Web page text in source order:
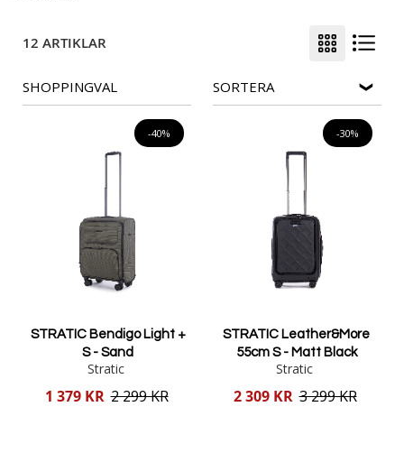
12 ARTIKLAR
SHOPPINGVAL SORTERA
-40%
STRATIC Bendigo Light +
S - Sand
Stratic
Reducerat
1 379 KR 2 299 KR
-30%
STRATIC Leather&More
55cm S - Matt Black
Stratic
Reducerat
2 309 KR 3 299 KR